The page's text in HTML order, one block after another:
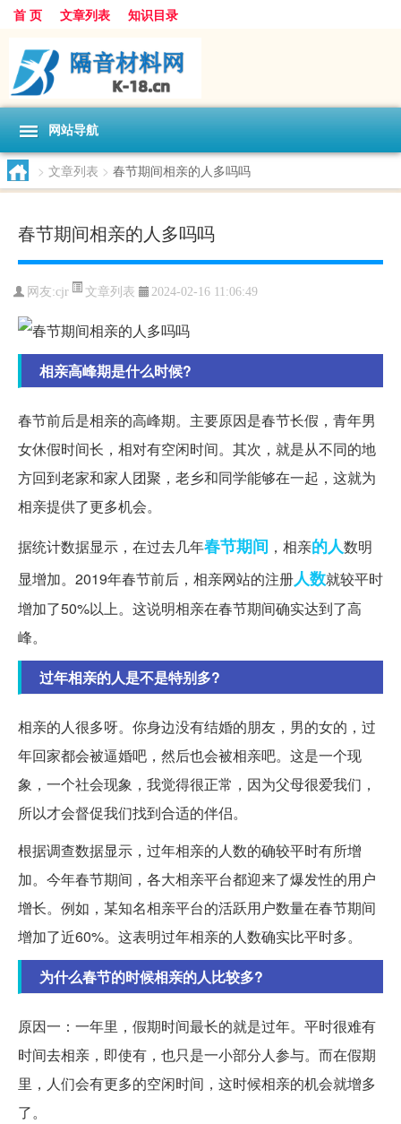
首 页 文章列表 知识目录
网站导航
> 文章列表 > 春节期间相亲的人多吗吗
春节期间相亲的人多吗吗
网友:cjr 文章列表 2024-02-16 11:06:49
相亲高峰期是什么时候?
春节前后是相亲的高峰期。主要原因是春节长假，青年男
女休假时间长，相对有空闲时间。其次，就是从不同的地
方回到老家和家人团聚，老乡和同学能够在一起，这就为
相亲提供了更多机会。
据统计数据显示，在过去几年春节期间 ，相亲的人数明
显增加。2019年春节前后，相亲网站的注册人数就较平时
增加了50%以上。这说明相亲在春节期间确实达到了高
峰。
过年相亲的人是不是特别多?
相亲的人很多呀。你身边没有结婚的朋友，男的女的，过
年回家都会被逼婚吧，然后也会被相亲吧。这是一个现
象，一个社会现象，我觉得很正常，因为父母很爱我们，
所以才会督促我们找到合适的伴侣。
根据调查数据显示，过年相亲的人数的确较平时有所增
加。今年春节期间，各大相亲平台都迎来了爆发性的用户
增长。例如，某知名相亲平台的活跃用户数量在春节期间
增加了近60%。这表明过年相亲的人数确实比平时多。
为什么春节的时候相亲的人比较多?
原因一：一年里，假期时间最长的就是过年。平时很难有
时间去相亲，即使有，也只是一小部分人参与。而在假期
里，人们会有更多的空闲时间，这时候相亲的机会就增多
了。